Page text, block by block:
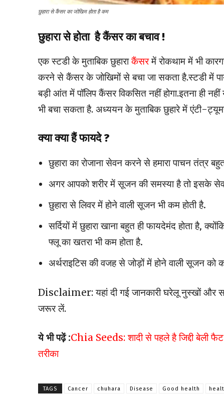
छुहारा से कैंसर का जोखिम होता है कम
छुहारा से होता है कैंसर का बचाव !
एक स्टडी के मुताबिक छुहाराकैंसरमें रोकथाम में भी
करने से कैंसर के जोखिमों से बचा जा सकता है.स्टडी में
बड़ी आंत में पॉलिप कैंसर विकसित नहीं होगा.इतना ही
भी बचा सकता है. अध्ययन के मुताबिक छुहारे में एंटी-
क्या क्या हैं फायदे ?
छुहारा का रोजाना सेवन करने से हमारा पाचन तंत्र
अगर आपको शरीर में सूजन की समस्या है तो इसके
छुहारा से लिवर में होने वाली सूजन भी कम होती है.
सर्दियों में छुहारा खाना बहुत ही फायदेमंद होता है,
फ्लू का खतरा भी कम होता है.
अर्थराइटिस की वजह से जोड़ों में होने वाली सूजन को
Disclaimer: यहां दी गई जानकारी घरेलू नुस्खों और
जरूर लें.
ये भी पढ़ें :Chia Seeds: शादी से पहले है जिद्दी बेली
तरीका
TAGS Cancer chuhara Disease Good health